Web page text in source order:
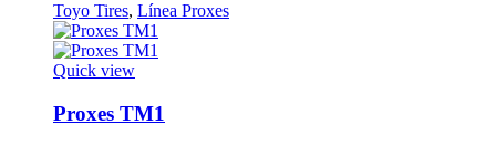
Toyo Tires, Línea Proxes
Quick view
Proxes TM1